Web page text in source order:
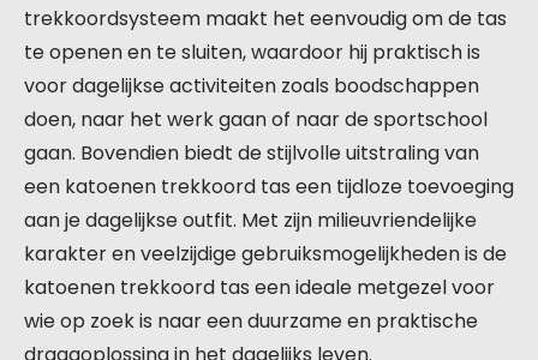
trekkoordsysteem maakt het eenvoudig om de tas
te openen en te sluiten, waardoor hij praktisch is
voor dagelijkse activiteiten zoals boodschappen
doen, naar het werk gaan of naar de sportschool
gaan. Bovendien biedt de stijlvolle uitstraling van
een katoenen trekkoord tas een tijdloze toevoeging
aan je dagelijkse outfit. Met zijn milieuvriendelijke
karakter en veelzijdige gebruiksmogelijkheden is de
katoenen trekkoord tas een ideale metgezel voor
wie op zoek is naar een duurzame en praktische